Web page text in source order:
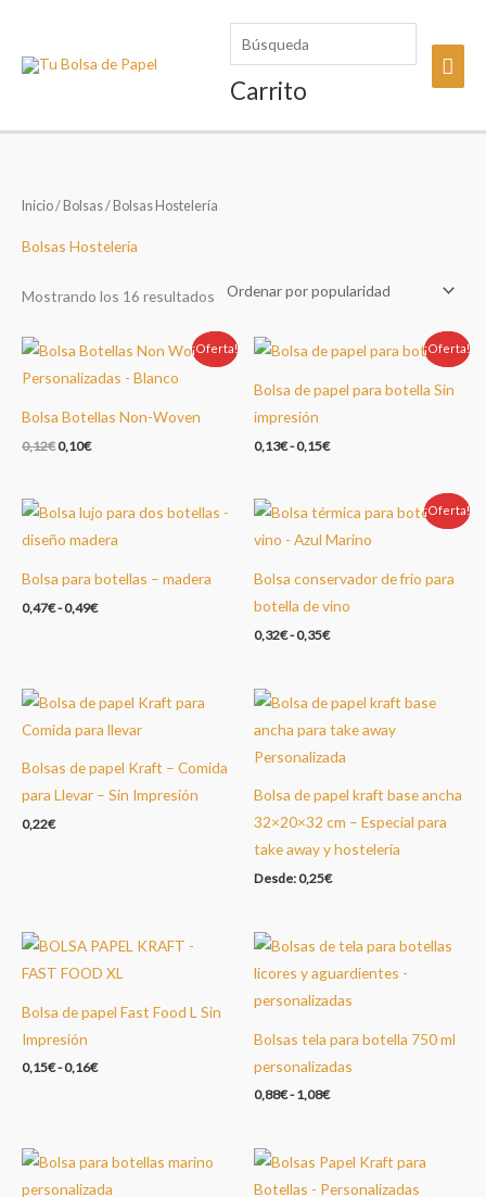
contenido
Carrito
Inicio/ Bolsas/ Bolsas Hostelería
Bolsas Hostelería
Mostrando los 16 resultados Ordenado
Oferta!
¡Oferta!
Bolsa Botellas Non-Woven
0,12€El
0,12€.
0,10€El
0,10€.
Oferta!
¡Oferta!
Bolsa de papel para botella Sin
impresión
0,13€-0,15€
Bolsa para botellas – madera
0,47€-0,49€
Oferta!
¡Oferta!
Bolsa conservador de frío para
botella de vino
0,32€-0,35€
Bolsas de papel Kraft – Comida
para Llevar – Sin Impresión
0,22€
Bolsa de papel kraft base ancha
32×20×32 cm – Especial para
take away y hostelería
Desde:0,25€
Bolsa de papel Fast Food L Sin
Impresión
0,15€-0,16€
Bolsas tela para botella 750 ml
personalizadas
0,88€-1,08€